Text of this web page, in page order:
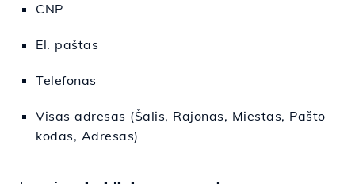
CNP
El. paštas
Telefonas
Visas adresas (Šalis, Rajonas, Miestas, Pašto
kodas, Adresas)